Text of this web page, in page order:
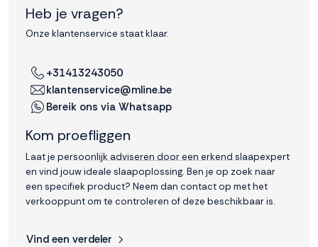
Heb je vragen?
Onze klantenservice staat klaar.
+31413243050
klantenservice@mline.be
Bereik ons via Whatsapp
Kom proefliggen
Laat je persoonlijk adviseren door een erkend slaapexpert
en vind jouw ideale slaapoplossing. Ben je op zoek naar
een specifiek product? Neem dan contact op met het
verkooppunt om te controleren of deze beschikbaar is.
Vind een verdeler